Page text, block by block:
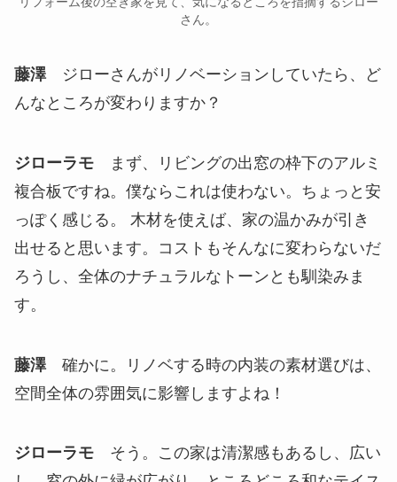
さん。
藤澤 ジローさんがリノベーションしていたら、ど
んなところが変わりますか？
ジローラモ まず、リビングの出窓の枠下のアルミ
複合板ですね。僕ならこれは使わない。ちょっと安
っぽく感じる。 木材を使えば、家の温かみが引き
出せると思います。コストもそんなに変わらないだ
ろうし、全体のナチュラルなトーンとも馴染みま
す。
藤澤 確かに。リノベする時の内装の素材選びは、
空間全体の雰囲気に影響しますよね！
ジローラモ そう。この家は清潔感もあるし、広い